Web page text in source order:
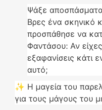
Ψάξε αποσπάσματα
Βρες ένα σκηνικό
προσπάθησε να
Φαντάσου: Αν
εξαφανίσεις κάτι
αυτό;
✨ Η μαγεία του
για τους μάγους του